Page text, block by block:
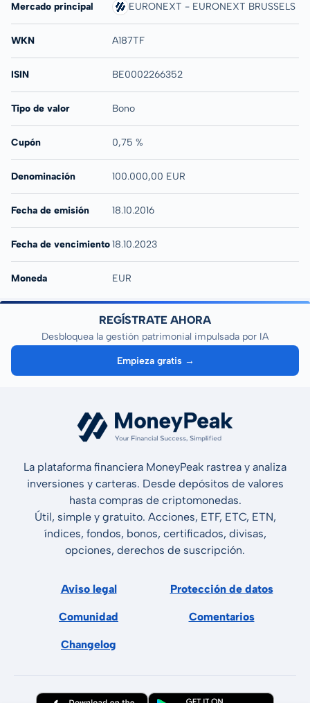
Mercado principal EURONEXT - EURONEXT BRUSSELS
WKN A187TF
ISIN BE0002266352
Tipo de valor Bono
Cupón 0,75 %
Denominación 100.000,00 EUR
Fecha de emisión 18.10.2016
Fecha de vencimiento18.10.2023
Moneda EUR
REGÍSTRATE AHORA
Desbloquea la gestión patrimonial impulsada por IA
Empieza gratis →
La plataforma financiera MoneyPeak rastrea y analiza
inversiones y carteras. Desde depósitos de valores
hasta compras de criptomonedas.
Útil, simple y gratuito. Acciones, ETF, ETC, ETN,
índices, fondos, bonos, certificados, divisas,
opciones, derechos de suscripción.
Aviso legal Protección de datos
Comunidad Comentarios
Changelog